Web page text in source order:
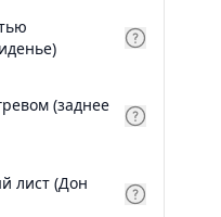
(заднее
лист (Дон